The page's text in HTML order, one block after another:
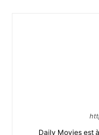
Daily Movies est